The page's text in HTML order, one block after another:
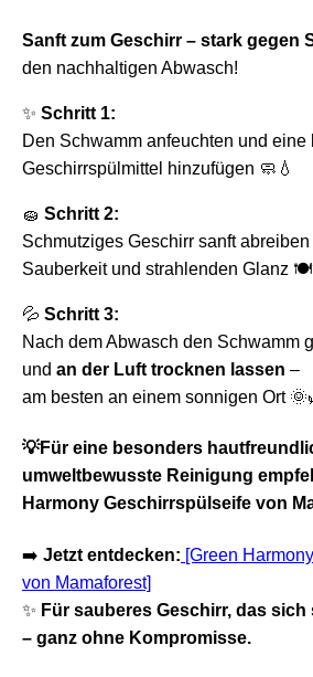
Sanft zum Geschirr – stark gegen
den nachhaltigen Abwasch!
✨ Schritt 1:
Den Schwamm anfeuchten und eine
Geschirrspülmittel hinzufügen 🧼💧
🧽 Schritt 2:
Schmutziges Geschirr sanft
Sauberkeit und strahlenden Glanz
💦 Schritt 3:
Nach dem Abwasch den Schwamm
und an der Luft trocknen lassen –
am besten an einem sonnigen Ort
💡Für eine besonders
umweltbewusste Reinigung
Harmony Geschirrspülseife von
➡️ Jetzt entdecken: [Green
von Mamaforest]
✨ Für sauberes Geschirr, das
– ganz ohne Kompromisse.